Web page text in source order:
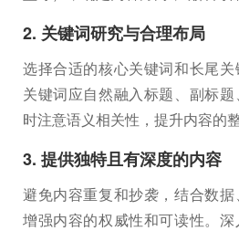
2. 关键词研究与合理布局
选择合适的核心关键词和长尾关
关键词应自然融入标题、副标
时注意语义相关性，提升内容的
3. 提供独特且有深度的内容
避免内容重复和抄袭，结合数据
增强内容的权威性和可读性。